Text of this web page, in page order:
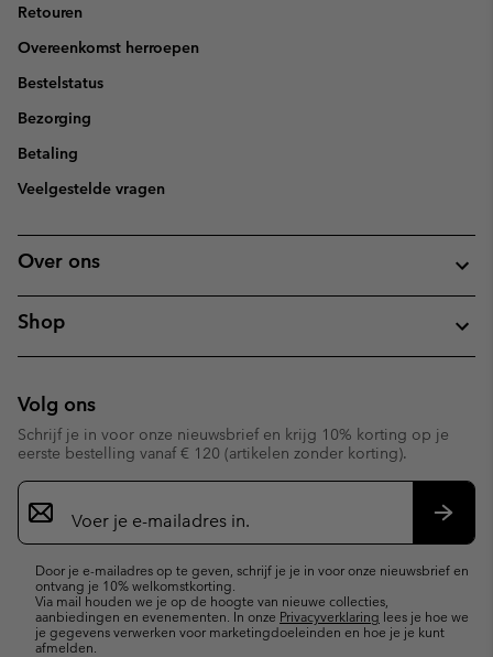
Retouren
Overeenkomst herroepen
Bestelstatus
Bezorging
Betaling
Veelgestelde vragen
Over ons
Shop
Volg ons
Schrijf je in voor onze nieuwsbrief en krijg 10% korting op je
eerste bestelling vanaf € 120 (artikelen zonder korting).
Aanmelden
voor
e-
Door je e-mailadres op te geven, schrijf je je in voor onze nieuwsbrief en
ontvang je 10% welkomstkorting.
Via mail houden we je op de hoogte van nieuwe collecties,
aanbiedingen en evenementen. In onze Privacyverklaring lees je hoe we
je gegevens verwerken voor marketingdoeleinden en hoe je je kunt
afmelden.